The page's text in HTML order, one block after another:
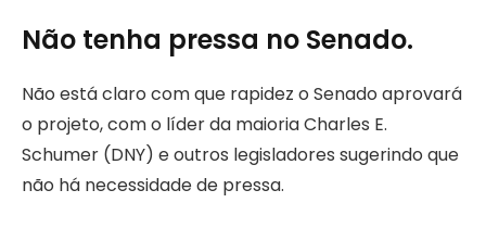
Não tenha pressa no Senado.
Não está claro com que rapidez o Senado aprovará
o projeto, com o líder da maioria Charles E.
Schumer (DNY) e outros legisladores sugerindo que
não há necessidade de pressa.